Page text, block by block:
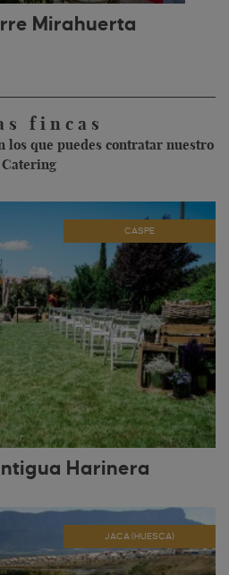
Mirahuerta
fincas
los que puedes contratar nuestro
Catering
CASPE
Harinera
JACA (HUESCA)